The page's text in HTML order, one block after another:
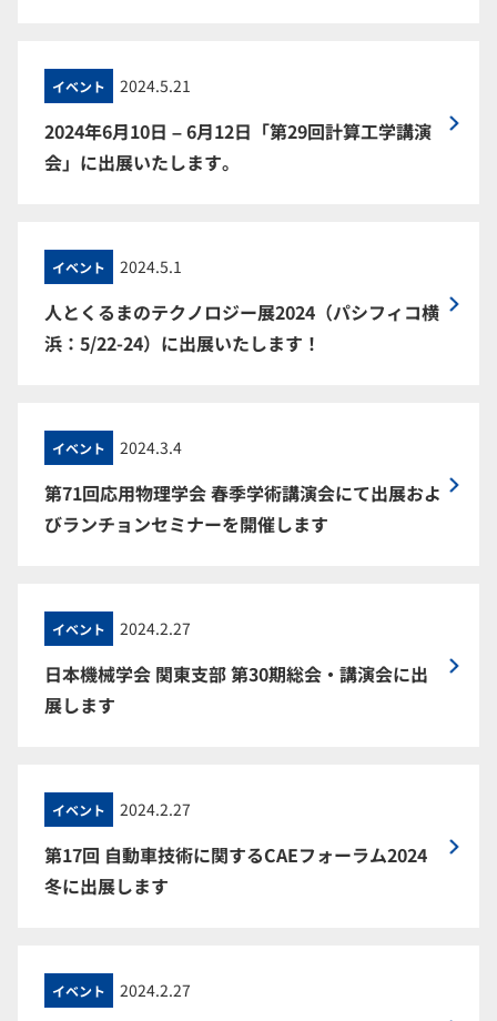
イベント 2024.5.21
2024年6月10日 – 6月12日「第29回計算工学講演
会」に出展いたします。
イベント 2024.5.1
人とくるまのテクノロジー展2024（パシフィコ横
浜：5/22-24）に出展いたします！
イベント 2024.3.4
第71回応用物理学会 春季学術講演会にて出展およ
びランチョンセミナーを開催します
イベント 2024.2.27
日本機械学会 関東支部 第30期総会・講演会に出
展します
イベント 2024.2.27
第17回 自動車技術に関するCAEフォーラム2024
冬に出展します
イベント 2024.2.27